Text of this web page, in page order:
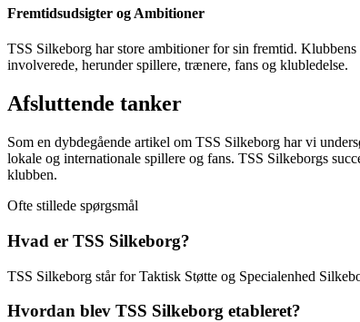
Fremtidsudsigter og Ambitioner
TSS Silkeborg har store ambitioner for sin fremtid.
involverede, herunder spillere, trænere, fans og klubledelse.
Afsluttende tanker
Som en dybdegående artikel om TSS Silkeborg har vi
lokale og internationale spillere og fans. TSS Silkeborgs
klubben.
Ofte stillede spørgsmål
Hvad er TSS Silkeborg?
TSS Silkeborg står for Taktisk Støtte og Specialenhed
Hvordan blev TSS Silkeborg etableret?